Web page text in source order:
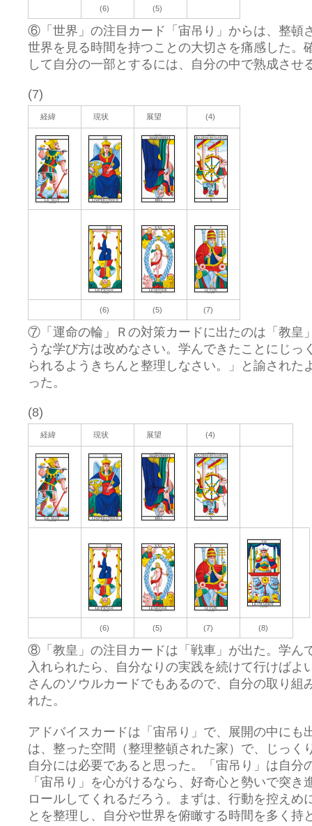
(6) (5)
⑥「世界」の注目カード「宙吊り」からは、整頓
世界を見る時間を持つことの大切さを痛感した。
して自分の一部とするには、自分の中で熟成させ
(7)
経緯 現状 展望 (4)
(6) (5) (7)
⑦「運命の輪」Ｒの対策カードに出たのは「教皇
うな学び方は改めなさい。学んできたことにじっ
られるようきちんと整理しなさい。」と諭された
った。
(8)
経緯 現状 展望 (4)
(6) (5) (7) (8)
⑧「教皇」の注目カードは「戦車」が出た。学ん
入れられたら、自分なりの実践を続けて行けばよ
さんのソウルカードでもあるので、自分の取り組
れた。
アドバイスカードは「宙吊り」で、展開の中にも
は、整った空間（整理整頓された家）で、じっく
自分には必要であると思った。「宙吊り」は自分
「宙吊り」を心がけるなら、好奇心と勢いで突
ロールしてくれるだろう。まずは、行動を控えめ
とを整理し、自分や世界を俯瞰する時間を多く持